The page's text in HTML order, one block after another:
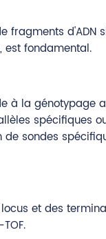
fragments d'ADN
fondamental.
à la génotypage
spécifiques
sondes
et des